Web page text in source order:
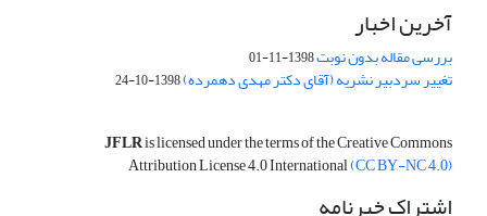
آخرین اخبار
بررسی مقاله بدون نوبت1398-11-01
تغییر سردبیر نشریه (آقای دکتر مهدی دهمرده)1398-10-24
JFLRis licensed under the terms of the Creative Commons
Attribution License 4.0 International(CC BY-NC 4.0)
اشتراک خبرنامه